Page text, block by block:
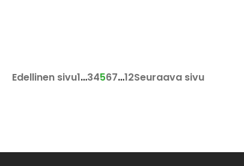
Edellinen sivu1…34567…12Seuraava sivu